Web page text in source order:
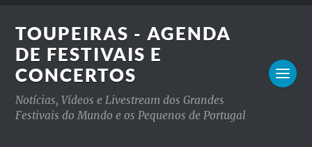
TOUPEIRAS - AGENDA
DE FESTIVAIS E
CONCERTOS
Notícias, Vídeos e Livestream dos Grandes
Festivais do Mundo e os Pequenos de Portugal